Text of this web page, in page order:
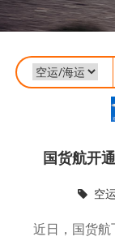
国货航开
空
近日，国货航